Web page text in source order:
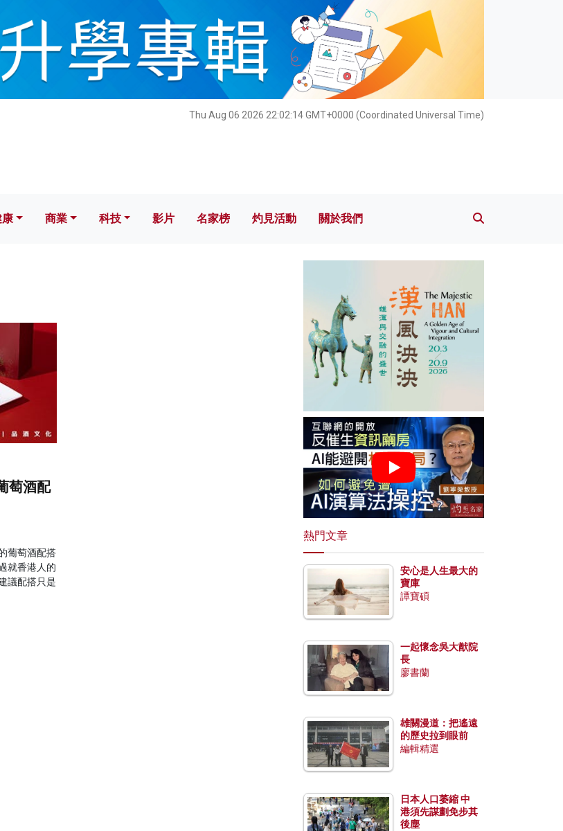
Thu Aug 06 2026 22:02:15 GMT+0000 (Coordinated Universal Time)
科技 影片 名家榜 灼見活動 關於我們
康 商業 科技 影片 名家榜 灼見活動 關於我們
萄酒配
葡萄酒配搭
就香港人的
議配搭只是
熱門文章
安心是人生最大的
寶庫
譚寶碩
一起懷念吳大猷院
長
廖書蘭
雄關漫道：把遙遠
的歷史拉到眼前
編輯精選
日本人口萎縮 中
港須先謀劃免步其
後塵